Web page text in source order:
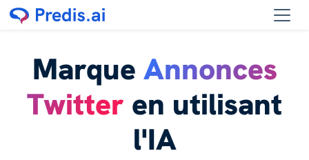
Marque Annonces
Twitter en utilisant
l'IA